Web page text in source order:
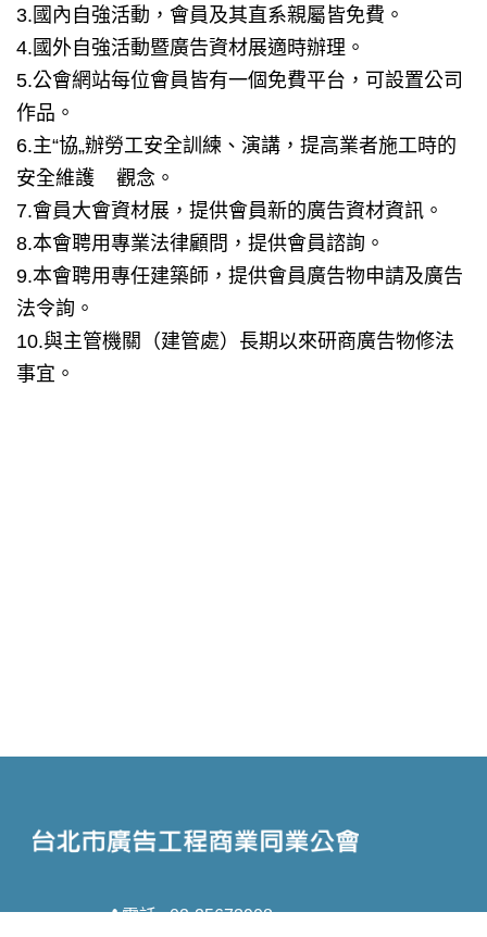
3.國內自強活動，會員及其直系親屬皆免費。
4.國外自強活動暨廣告資材展適時辦理。
5.公會網站每位會員皆有一個免費平台，可設置公司
作品。
6.主“協„辦勞工安全訓練、演講，提高業者施工時的
安全維護 觀念。
7.會員大會資材展，提供會員新的廣告資材資訊。
8.本會聘用專業法律顧問，提供會員諮詢。
9.本會聘用專任建築師，提供會員廣告物申請及廣告
法令詢。
10.與主管機關（建管處）長期以來研商廣告物修法
事宜。
電話 : 02-25673908